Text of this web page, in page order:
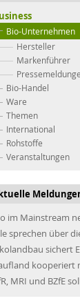
Bio-Unternehmen
Hersteller
Markenführer
Bio-Handel
Ware
Themen
International
Rohstoffe
Veranstaltungen
im Mainstream
sprechen über
sichert
kooperiert
MRI und BZfE